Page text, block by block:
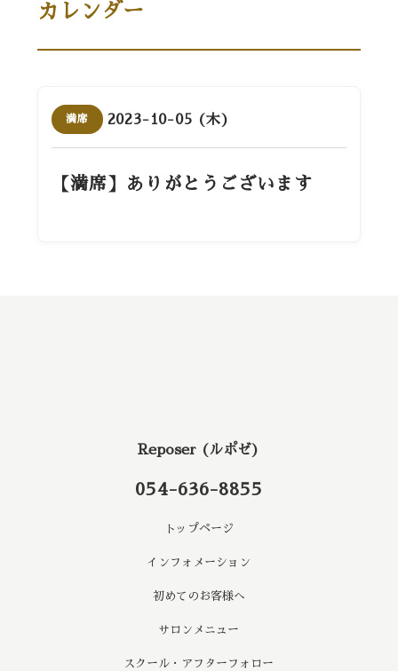
カレンダー
満席 2023-10-05 (木)
【満席】ありがとうございます
Reposer (ルポゼ)
054-636-8855
トップページ
インフォメーション
初めてのお客様へ
サロンメニュー
スクール・アフターフォロー